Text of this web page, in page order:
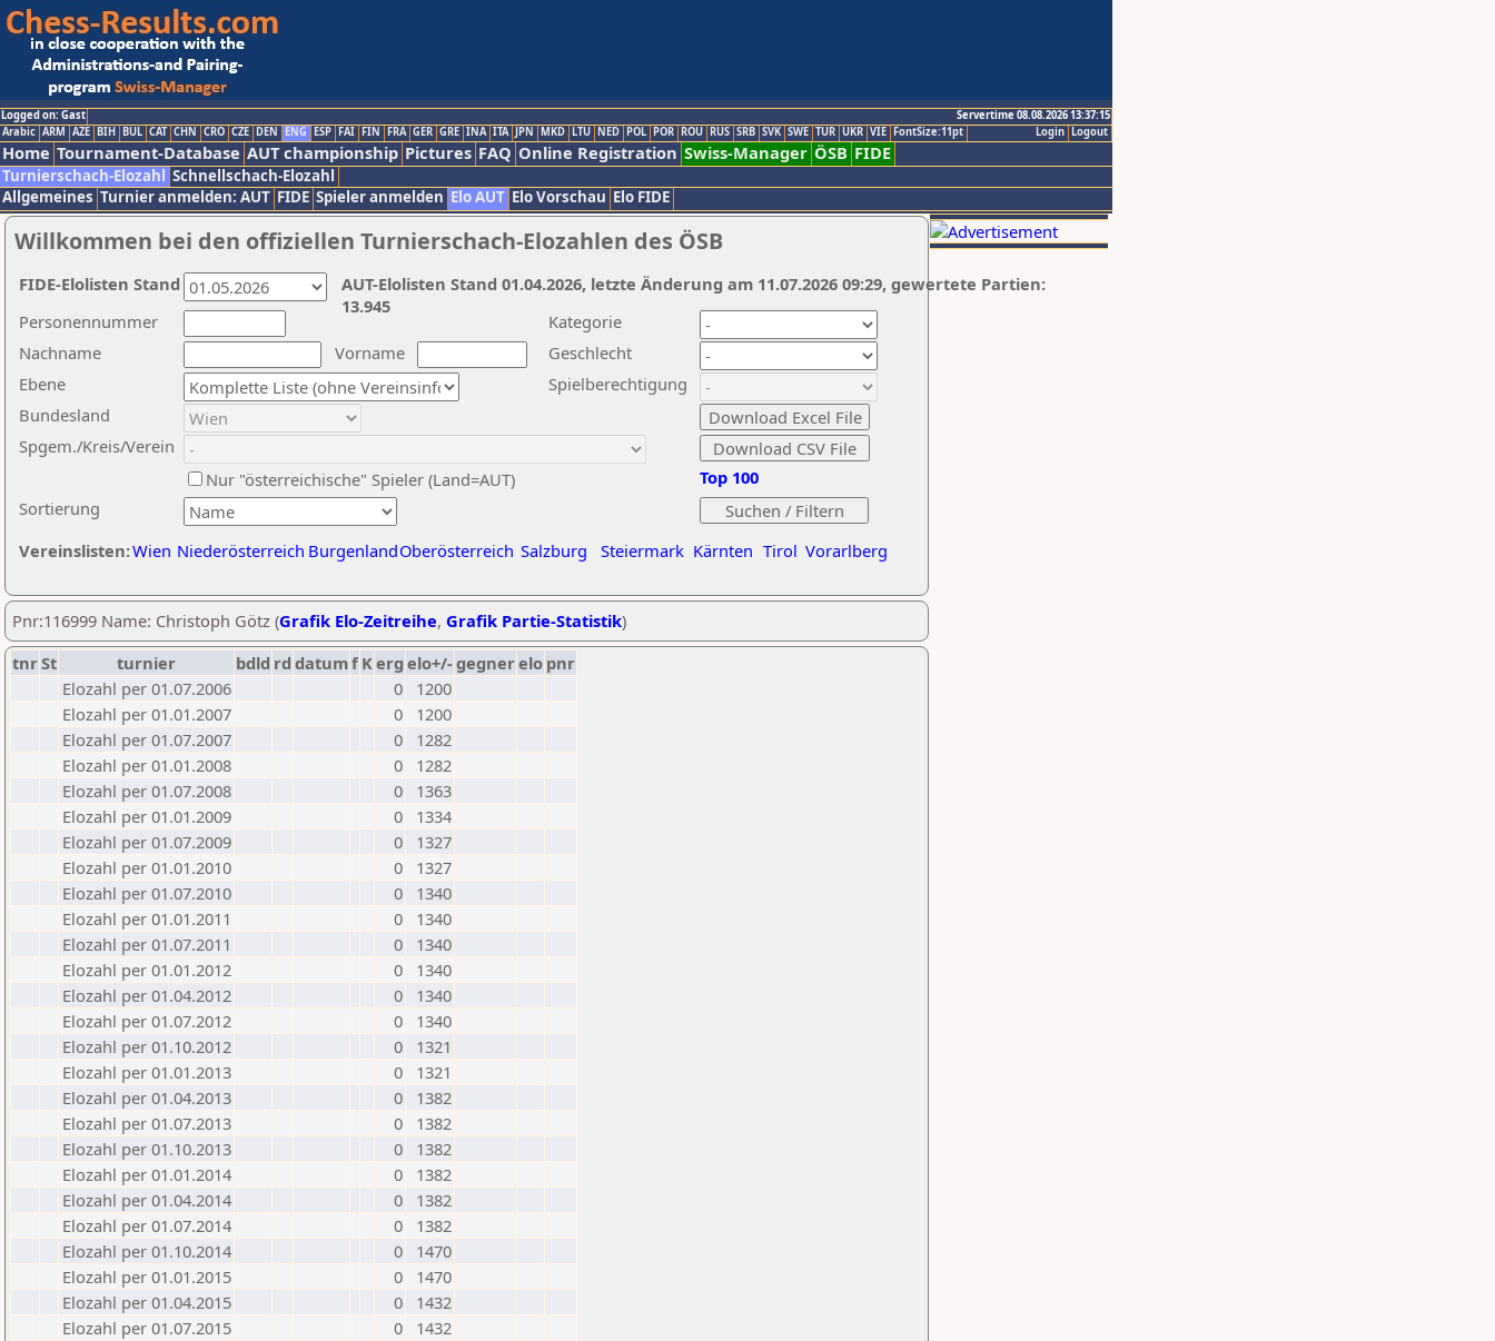
Logged on: Gast
Servertime 08.08.2026 13:37:15
Logout
Login
Arabic ARM AZE BIH BUL CAT CHN CRO CZE DEN ENG ESP FAI FIN FRA GER GRE INA ITA JPN MKD LTU NED POL POR ROU RUS SRB SVK SWE TUR UKR VIE FontSize:11pt
Home Tournament-Database AUT championship Pictures FAQ Online Registration Swiss-Manager ÖSB FIDE
Turnierschach-Elozahl Schnellschach-Elozahl
Allgemeines Turnier anmelden: AUT FIDE Spieler anmelden Elo AUT Elo Vorschau Elo FIDE
Willkommen bei den offiziellen Turnierschach-Elozahlen des ÖSB
Nachname
Vorname
Ebene
Kategorie
Sortierung
Personennummer
Bundesland
Spgem./Kreis/Verein
Geschlecht
Nur "österreichische" Spieler (Land=AUT)
Spielberechtigung
Vereinslisten:Wien Niederösterreich BurgenlandOberösterreich Salzburg Steiermark Kärnten Tirol Vorarlberg
Top 100
AUT-Elolisten Stand 01.04.2026, letzte Änderung am 11.07.2026 09:29, gewertete Partien:
13.945
FIDE-Elolisten Stand
Pnr:116999 Name: Christoph Götz (Grafik Elo-Zeitreihe, Grafik Partie-Statistik)
tnrSt turnier bdld rd datumf Kerg elo+/-gegnerelo pnr
Elozahl per 01.07.2006
0
1200
Elozahl per 01.01.2007
0
1200
Elozahl per 01.07.2007
0
1282
Elozahl per 01.01.2008
0
1282
Elozahl per 01.07.2008
0
1363
Elozahl per 01.01.2009
0
1334
Elozahl per 01.07.2009
0
1327
Elozahl per 01.01.2010
0
1327
Elozahl per 01.07.2010
0
1340
Elozahl per 01.01.2011
0
1340
Elozahl per 01.07.2011
0
1340
Elozahl per 01.01.2012
0
1340
Elozahl per 01.04.2012
0
1340
Elozahl per 01.07.2012
0
1340
Elozahl per 01.10.2012
0
1321
Elozahl per 01.01.2013
0
1321
Elozahl per 01.04.2013
0
1382
Elozahl per 01.07.2013
0
1382
Elozahl per 01.10.2013
0
1382
Elozahl per 01.01.2014
0
1382
Elozahl per 01.04.2014
0
1382
Elozahl per 01.07.2014
0
1382
Elozahl per 01.10.2014
0
1470
Elozahl per 01.01.2015
0
1470
Elozahl per 01.04.2015
0
1432
Elozahl per 01.07.2015
0
1432